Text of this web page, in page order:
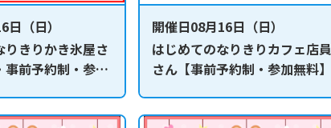
（日）
りきりかき氷屋さ
事前予約制・参加
開催日08月16日（日）
はじめてのなりきりカフェ店員
さん【事前予約制・参加無料】